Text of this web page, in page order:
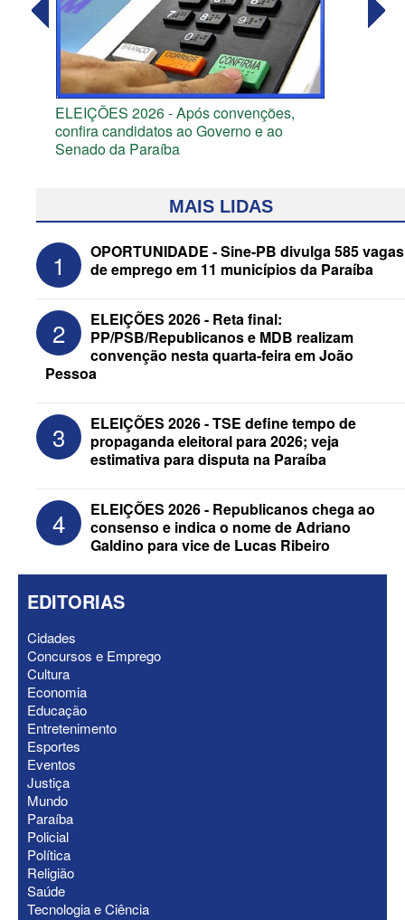
ELEIÇÕES 2026 - Após convenções,
confira candidatos ao Governo e ao
Senado da Paraíba
ELEIÇÕES 2026 - Senado: Novo
anuncia Zé Carneiro e Pastor Jader
Medeiros na suplência de Major Fábio
ELEIÇÕES 2026 - Nabor Vanderley
pede primeiro voto em João Azevêdo e
oficializa Daniella Ribeiro como
suplente
MAIS LIDAS
1
OPORTUNIDADE - Sine-PB divulga 585 vagas
de emprego em 11 municípios da Paraíba
2
ELEIÇÕES 2026 - Reta final:
PP/PSB/Republicanos e MDB realizam
convenção nesta quarta-feira em João
Pessoa
3
ELEIÇÕES 2026 - TSE define tempo de
propaganda eleitoral para 2026; veja
estimativa para disputa na Paraíba
4
ELEIÇÕES 2026 - Republicanos chega ao
consenso e indica o nome de Adriano
Galdino para vice de Lucas Ribeiro
EDITORIAS
Cidades
Concursos e Emprego
Cultura
Economia
Educação
Entretenimento
Esportes
Eventos
Justiça
Mundo
Paraíba
Policial
Política
Religião
Saúde
Tecnologia e Ciência